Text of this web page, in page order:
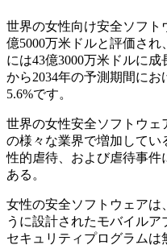
世界の女性向け安全ソフト
億5000万米ドルと評価され
には43億3000万米ドルに
から2034年の予測期間に
5.6%です。
世界の女性安全ソフトウェ
の様々な業界で増加してい
性的虐待、および虐待事
ある。
女性の安全ソフトウェアは
うに設計されたモバイル
セキュリティプログラム